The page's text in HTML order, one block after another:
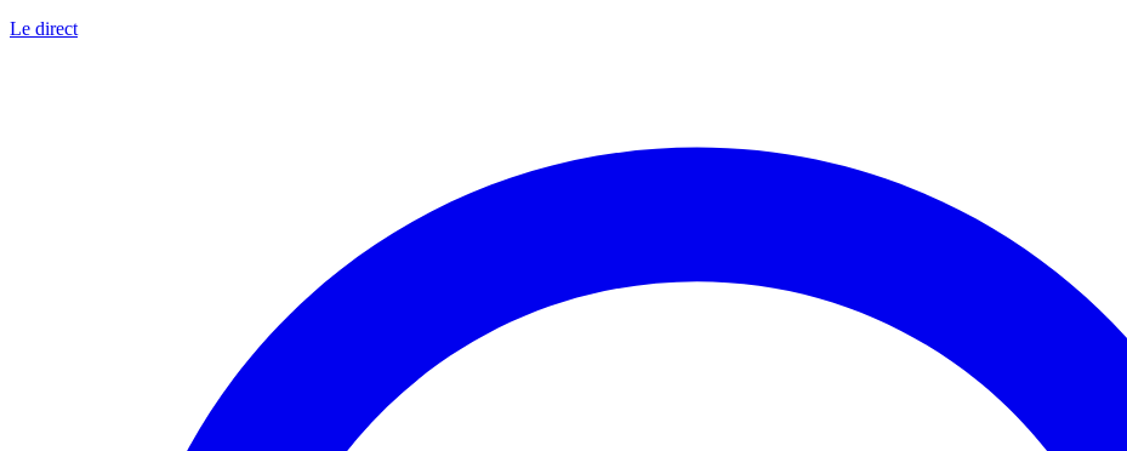
Le direct